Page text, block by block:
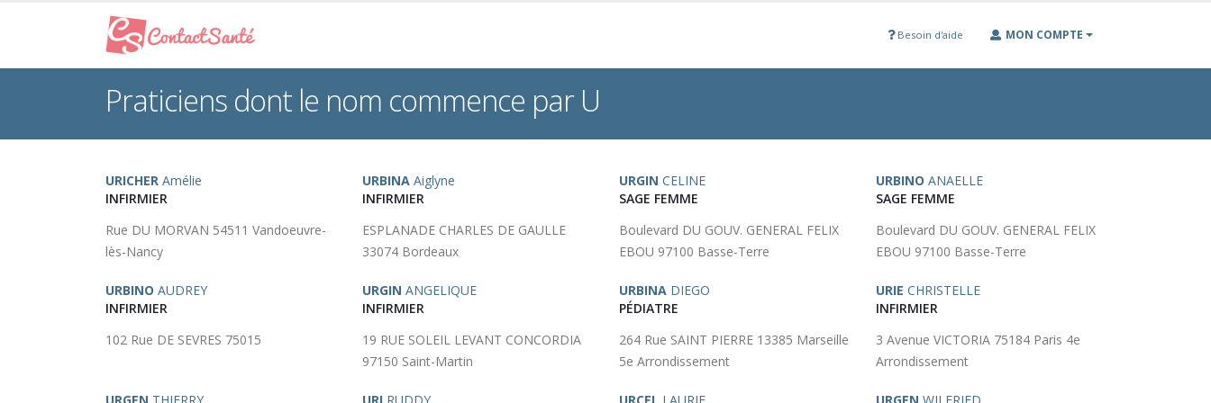
Besoin d'aide MON COMPTE
Praticiens dont le nom commence par U
URICHER Amélie
INFIRMIER
Rue DU MORVAN 54511 Vandoeuvre-
lès-Nancy
URBINA Aiglyne
INFIRMIER
ESPLANADE CHARLES DE GAULLE
33074 Bordeaux
URGIN CELINE
SAGE FEMME
Boulevard DU GOUV. GENERAL FELIX
EBOU 97100 Basse-Terre
URBINO ANAELLE
SAGE FEMME
Boulevard DU GOUV. GENERAL FELIX
EBOU 97100 Basse-Terre
URBINO AUDREY
INFIRMIER
102 Rue DE SEVRES 75015
URGIN ANGELIQUE
INFIRMIER
19 RUE SOLEIL LEVANT CONCORDIA
97150 Saint-Martin
URBINA DIEGO
PÉDIATRE
264 Rue SAINT PIERRE 13385 Marseille
5e Arrondissement
URIE CHRISTELLE
INFIRMIER
3 Avenue VICTORIA 75184 Paris 4e
Arrondissement